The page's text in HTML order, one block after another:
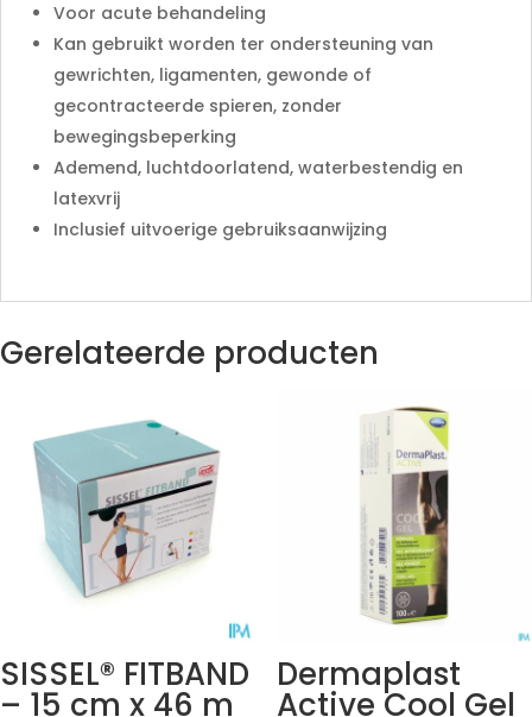
Voor acute behandeling
Kan gebruikt worden ter ondersteuning van
gewrichten, ligamenten, gewonde of
gecontracteerde spieren, zonder
bewegingsbeperking
Ademend, luchtdoorlatend, waterbestendig en
latexvrij
Inclusief uitvoerige gebruiksaanwijzing
Gerelateerde producten
SISSEL® FITBAND
– 15 cm x 46 m
Dermaplast
Active Cool Gel